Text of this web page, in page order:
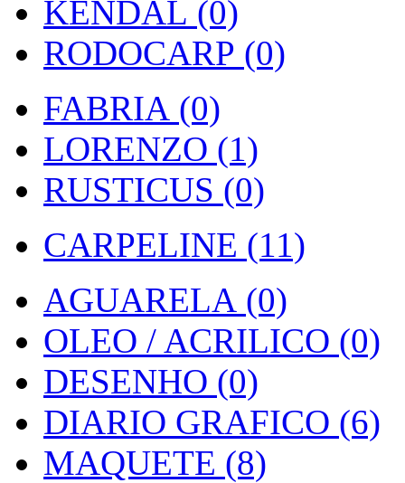
KENDAL (0)
RODOCARP (0)
FABRIA (0)
LORENZO (1)
RUSTICUS (0)
CARPELINE (11)
AGUARELA (0)
OLEO / ACRILICO (0)
DESENHO (0)
DIARIO GRAFICO (6)
MAQUETE (8)